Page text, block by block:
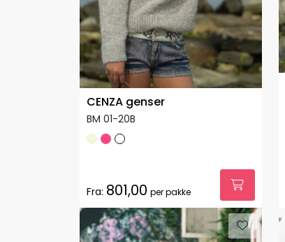
CENZA genser
BM 01-20B
Fra: 801,00 per pakke